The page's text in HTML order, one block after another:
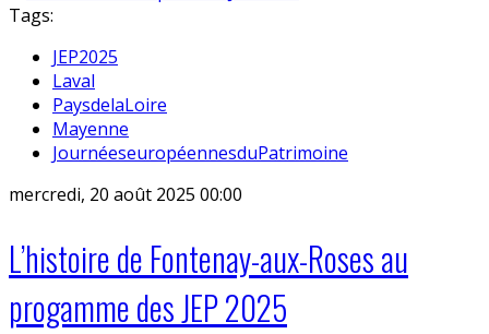
Tags:
JEP2025
Laval
PaysdelaLoire
Mayenne
JournéeseuropéennesduPatrimoine
mercredi, 20 août 2025 00:00
L’histoire de Fontenay-aux-Roses au
progamme des JEP 2025